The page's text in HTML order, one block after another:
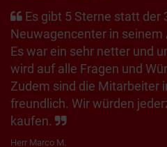
Es gibt 5 Sterne statt der
Neuwagencenter in
Es war ein sehr netter und
wird auf alle Fragen und
Zudem sind die Mitarbeiter
freundlich. Wir würden
kaufen.
Herr Marco M.